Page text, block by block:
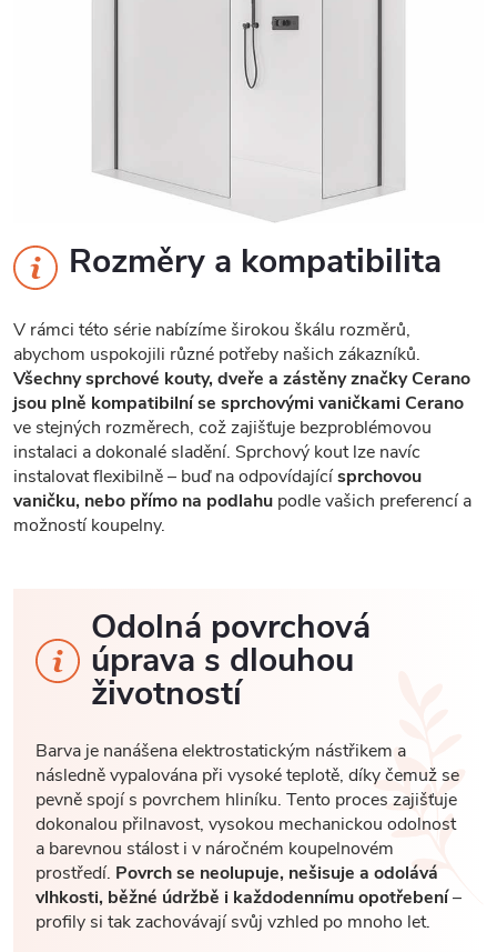
Rozměry a kompatibilita
V rámci této série nabízíme širokou škálu rozměrů,
abychom uspokojili různé potřeby našich zákazníků.
Všechny sprchové kouty, dveře a zástěny značky Cerano
jsou plně kompatibilní se sprchovými vaničkami Cerano
ve stejných rozměrech, což zajišťuje bezproblémovou
instalaci a dokonalé sladění. Sprchový kout lze navíc
instalovat flexibilně – buď na odpovídajícísprchovou
vaničku, nebo přímo na podlahu podle vašich preferencí a
možností koupelny.
Odolná povrchová
úprava s dlouhou
životností
Barva je nanášena elektrostatickým nástřikem a
následně vypalována při vysoké teplotě, díky čemuž se
pevně spojí s povrchem hliníku. Tento proces zajišťuje
dokonalou přilnavost, vysokou mechanickou odolnost
a barevnou stálost i v náročném koupelnovém
prostředí. Povrch se neolupuje, nešisuje a odolává
vlhkosti, běžné údržbě i každodennímu opotřebení–
profily si tak zachovávají svůj vzhled po mnoho let.